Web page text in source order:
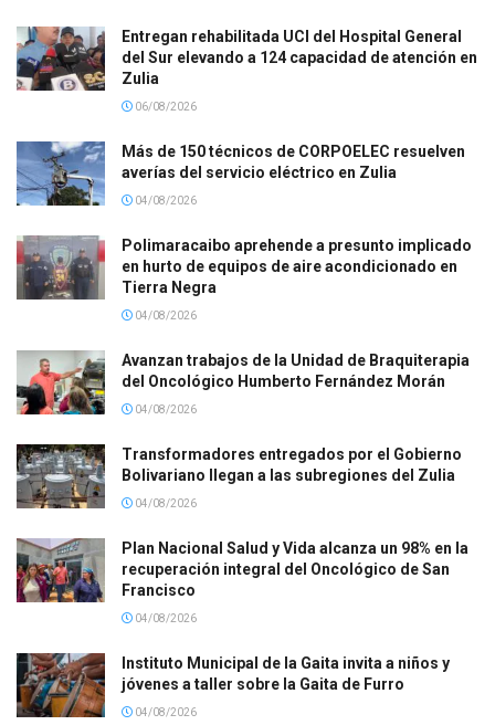
Entregan rehabilitada UCI del Hospital General
del Sur elevando a 124 capacidad de atención en
Zulia
06/08/2026
Más de 150 técnicos de CORPOELEC resuelven
averías del servicio eléctrico en Zulia
04/08/2026
Polimaracaibo aprehende a presunto implicado
en hurto de equipos de aire acondicionado en
Tierra Negra
04/08/2026
Avanzan trabajos de la Unidad de Braquiterapia
del Oncológico Humberto Fernández Morán
04/08/2026
Transformadores entregados por el Gobierno
Bolivariano llegan a las subregiones del Zulia
04/08/2026
Plan Nacional Salud y Vida alcanza un 98% en la
recuperación integral del Oncológico de San
Francisco
04/08/2026
Instituto Municipal de la Gaita invita a niños y
jóvenes a taller sobre la Gaita de Furro
04/08/2026